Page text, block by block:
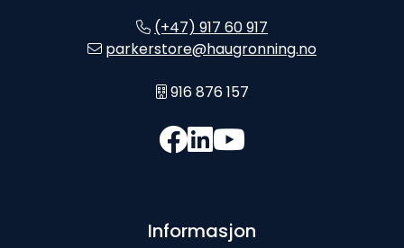
(+47) 917 60 917
parkerstore@haugronning.no
916 876 157
Informasjon